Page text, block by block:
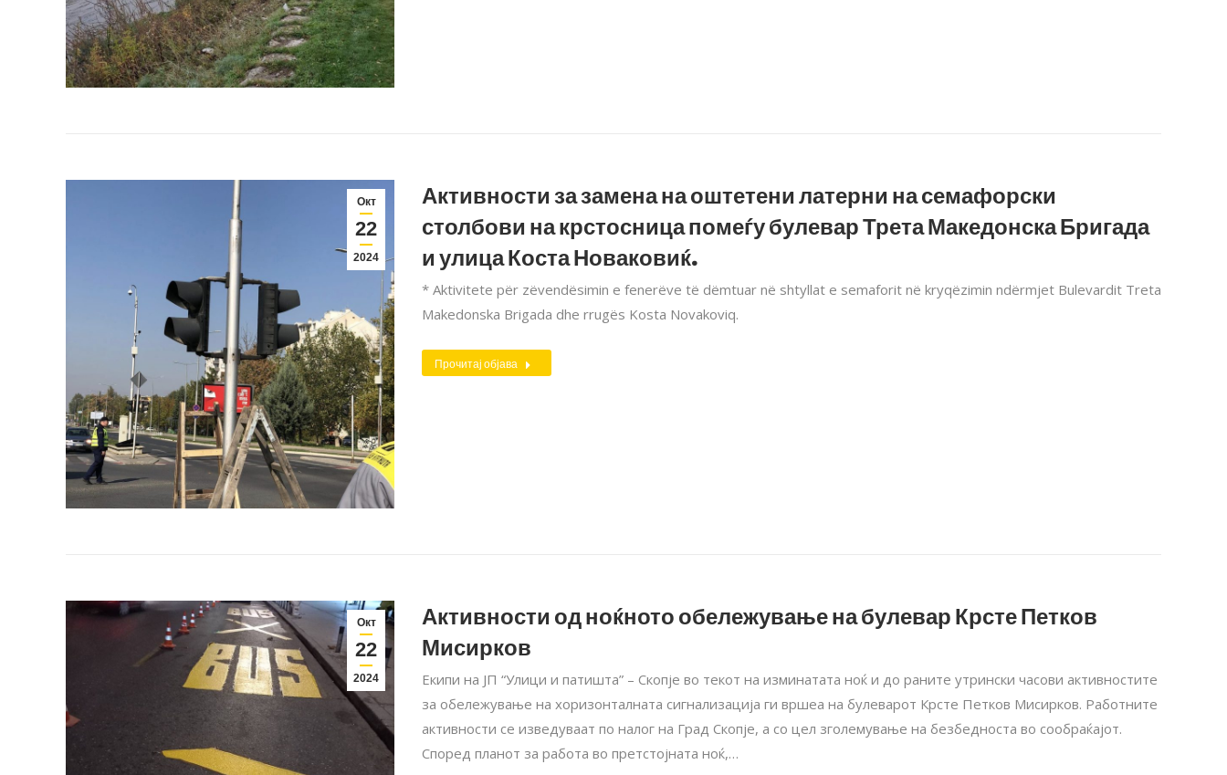
Окт
22
2024
Активности за замена на оштетени латерни на семафорски
столбови на крстосница помеѓу булевар Трета Македонска Бригада
и улица Коста Новаковиќ.
* Aktivitete për zëvendësimin e fenerëve të dëmtuar në shtyllat e semaforit në kryqëzimin ndërmjet Bulevardit Treta
Makedonska Brigada dhe rrugës Kosta Novakoviq.
Прочитај објава
Окт
22
2024
Активности од ноќното обележување на булевар Крсте Петков
Мисирков
Екипи на ЈП “Улици и патишта” – Скопје во текот на изминатата ноќ и до раните утрински часови активностите
за обележување на хоризонталната сигнализација ги вршеа на булеварот Крсте Петков Мисирков. Работните
активности се изведуваат по налог на Град Скопје, а со цел зголемување на безбедноста во сообраќајот.
Според планот за работа во претстојната ноќ,…